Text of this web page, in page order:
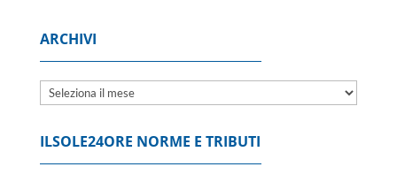
ARCHIVI
Archivi
ILSOLE24ORE NORME E TRIBUTI